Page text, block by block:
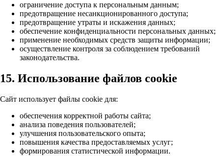
ограничение доступа к персональным данным;
предотвращение несанкционированного доступа;
предотвращение утраты и искажения данных;
обеспечение конфиденциальности персональных данных;
применение необходимых средств защиты информации;
осуществление контроля за соблюдением требований
законодательства.
15. Использование файлов cookie
Сайт использует файлы cookie для:
обеспечения корректной работы сайта;
анализа поведения пользователей;
улучшения пользовательского опыта;
повышения качества предоставляемых услуг;
формирования статистической информации.